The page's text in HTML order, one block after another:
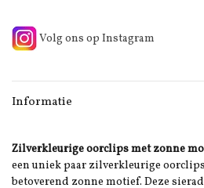
Volg ons op Instagram
Informatie
Zilverkleurige oorclips met zonne
een uniek paar zilverkleurige
betoverend zonne motief. Deze